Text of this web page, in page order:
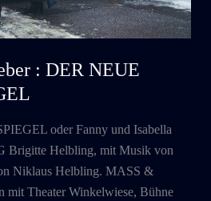
: DER NEUE
oder Fanny und Isabella
Brigitte Helbling, mit Musik von
Niklaus Helbling. MASS &
Theater Winkelwiese, Bühne